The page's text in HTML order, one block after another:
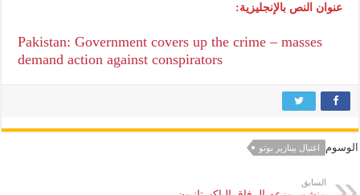
عنوان النص بالإنجليزية:
Pakistan: Government covers up the crime – masses
demand action against conspirators
الوسوم اغتيال بينازير بوتو
السابق